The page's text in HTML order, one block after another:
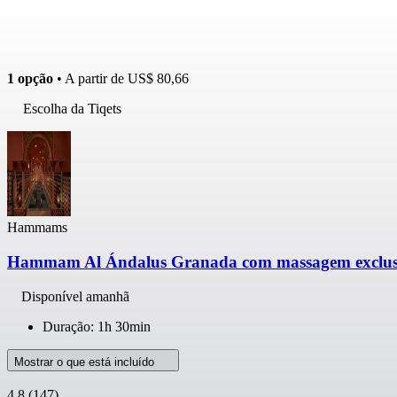
1 opção • A partir de US$ 80,66
Escolha da Tiqets
Hammams
Hammam Al Ándalus Granada com massagem
Disponível amanhã
Duração: 1h 30min
Mostrar o que está incluído